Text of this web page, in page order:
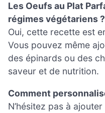
Les Oeufs au Plat
régimes végétariens ?
Oui, cette recette est
Vous pouvez même
des épinards ou des
saveur et de nutrition.
Comment
N’hésitez pas à